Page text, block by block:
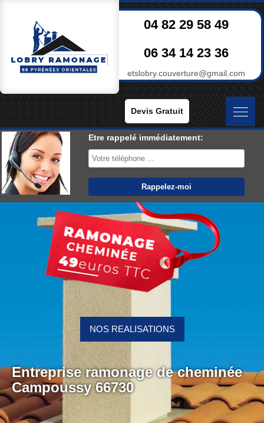
04 82 29 58 49
06 34 14 23 36
etslobry.couverture@gmail.com
Devis Gratuit
Etre rappelé immédiatement:
Entreprise ramonage de cheminée
Campoussy 66730
NOS REALISATIONS